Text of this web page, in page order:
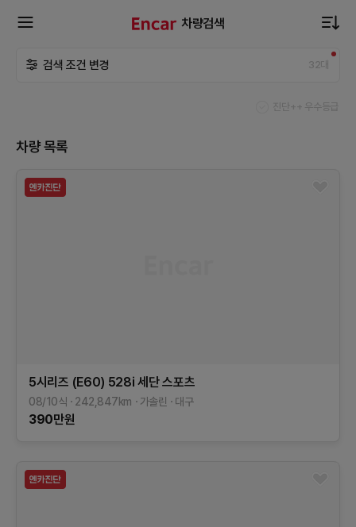
차량검색
검색 조건 변경 32대
진단++ 우수등급
차량 목록
5시리즈 (E60) 528i 세단 스포츠
08/10식 242,847km 가솔린 대구
390만원